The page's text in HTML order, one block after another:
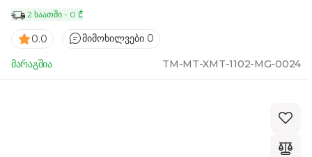
2 საათში - 0 ₾
0.0 მიმოხილვები 0
მარაგშია TM-MT-XMT-1102-MG-0024